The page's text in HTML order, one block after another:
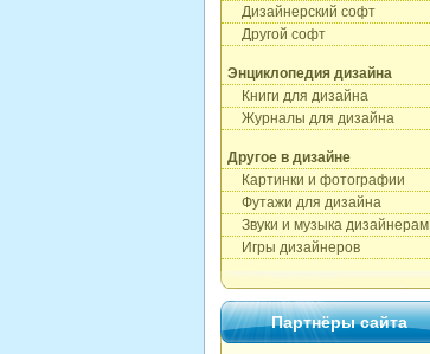
Дизайнерский софт
Другой софт
Энциклопедия дизайна
Книги для дизайна
Журналы для дизайна
Другое в дизайне
Картинки и фотографии
Футажи для дизайна
Звуки и музыка дизайнерам
Игры дизайнеров
Партнёры сайта